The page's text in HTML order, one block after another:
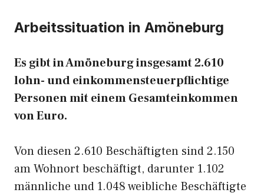
Arbeitssituation in Amöneburg
Es gibt in Amöneburg insgesamt 2.610
lohn- und einkommensteuerpflichtige
Personen mit einem Gesamteinkommen
von Euro.
Von diesen 2.610 Beschäftigten sind 2.150
am Wohnort beschäftigt, darunter 1.102
männliche und 1.048 weibliche Beschäftigte